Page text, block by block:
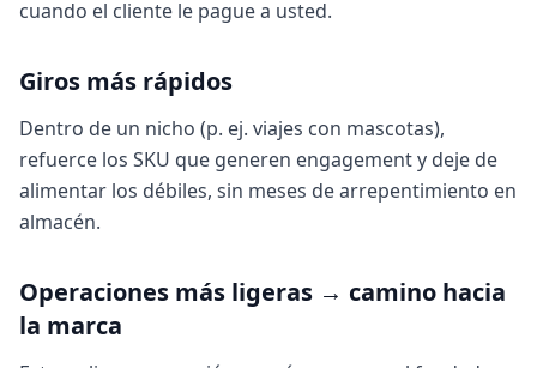
cuando el cliente le pague a usted.
Giros más rápidos
Dentro de un nicho (p. ej. viajes con mascotas),
refuerce los SKU que generen engagement y deje de
alimentar los débiles, sin meses de arrepentimiento en
almacén.
Operaciones más ligeras → camino hacia
la marca